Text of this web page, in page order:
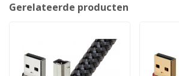
Gerelateerde producten